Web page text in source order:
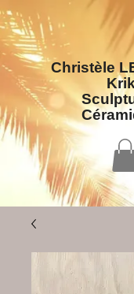
Christèle